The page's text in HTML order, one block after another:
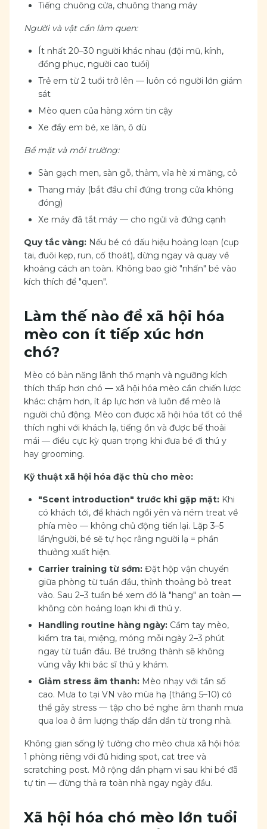
Tiếng chuông cửa, chuông thang máy
Người và vật cần làm quen:
Ít nhất 20–30 người khác nhau (đội mũ, kính,
đồng phục, người cao tuổi)
Trẻ em từ 2 tuổi trở lên — luôn có người lớn giám
sát
Mèo quen của hàng xóm tin cậy
Xe đẩy em bé, xe lăn, ô dù
Bề mặt và môi trường:
Sàn gạch men, sàn gỗ, thảm, vỉa hè xi măng, cỏ
Thang máy (bắt đầu chỉ đứng trong cửa không
đóng)
Xe máy đã tắt máy — cho ngửi và đứng cạnh
Quy tắc vàng: Nếu bé có dấu hiệu hoảng loạn (cụp
tai, đuôi kẹp, run, cố thoát), dừng ngay và quay về
khoảng cách an toàn. Không bao giờ "nhấn" bé vào
kích thích để "quen".
Làm thế nào để xã hội hóa
mèo con ít tiếp xúc hơn
chó?
Mèo có bản năng lãnh thổ mạnh và ngưỡng kích
thích thấp hơn chó — xã hội hóa mèo cần chiến lược
khác: chậm hơn, ít áp lực hơn và luôn để mèo là
người chủ động. Mèo con được xã hội hóa tốt có thể
thích nghi với khách lạ, tiếng ồn và được bế thoải
mái — điều cực kỳ quan trọng khi đưa bé đi thú y
hay grooming.
Kỹ thuật xã hội hóa đặc thù cho mèo:
"Scent introduction" trước khi gặp mặt: Khi
có khách tới, để khách ngồi yên và ném treat về
phía mèo — không chủ động tiến lại. Lặp 3–5
lần/người, bé sẽ tự học rằng người lạ = phần
thưởng xuất hiện.
Carrier training từ sớm: Đặt hộp vận chuyển
giữa phòng từ tuần đầu, thỉnh thoảng bỏ treat
vào. Sau 2–3 tuần bé xem đó là "hang" an toàn —
không còn hoảng loạn khi đi thú y.
Handling routine hàng ngày: Cầm tay mèo,
kiểm tra tai, miệng, móng mỗi ngày 2–3 phút
ngay từ tuần đầu. Bé trưởng thành sẽ không
vùng vẫy khi bác sĩ thú y khám.
Giảm stress âm thanh: Mèo nhạy với tần số
cao. Mưa to tại VN vào mùa hạ (tháng 5–10) có
thể gây stress — tập cho bé nghe âm thanh mưa
qua loa ở âm lượng thấp dần dần từ trong nhà.
Không gian sống lý tưởng cho mèo chưa xã hội hóa:
1 phòng riêng với đủ hiding spot, cat tree và
scratching post. Mở rộng dần phạm vi sau khi bé đã
tự tin — đừng thả ra toàn nhà ngay ngày đầu.
Xã hội hóa chó mèo lớn tuổi